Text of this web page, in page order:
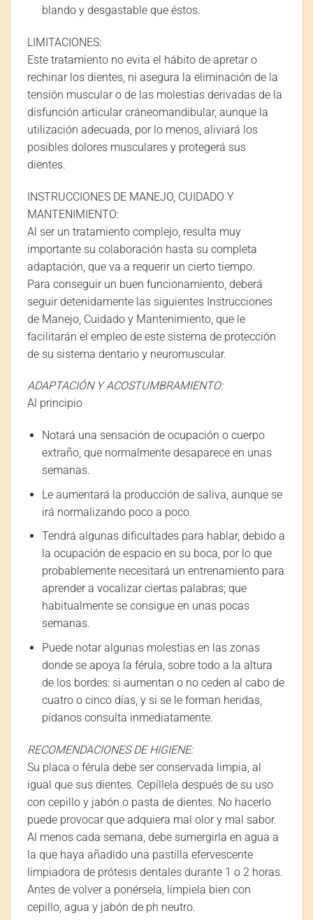
blando y desgastable que éstos.
LIMITACIONES:
Este tratamiento no evita el hábito de apretar o
rechinar los dientes, ni asegura la eliminación de la
tensión muscular o de las molestias derivadas de la
disfunción articular cráneomandibular, aunque la
utilización adecuada, por lo menos, aliviará los
posibles dolores musculares y protegerá sus
dientes.
INSTRUCCIONES DE MANEJO, CUIDADO Y
MANTENIMIENTO:
Al ser un tratamiento complejo, resulta muy
importante su colaboración hasta su completa
adaptación, que va a requerir un cierto tiempo.
Para conseguir un buen funcionamiento, deberá
seguir detenidamente las siguientes Instrucciones
de Manejo, Cuidado y Mantenimiento, que le
facilitarán el empleo de este sistema de protección
de su sistema dentario y neuromuscular.
ADAPTACIÓN Y ACOSTUMBRAMIENTO:
Al principio
Notará una sensación de ocupación o cuerpo
extraño, que normalmente desaparece en unas
semanas.
Le aumentará la producción de saliva, aunque se
irá normalizando poco a poco.
Tendrá algunas dificultades para hablar, debido a
la ocupación de espacio en su boca, por lo que
probablemente necesitará un entrenamiento para
aprender a vocalizar ciertas palabras; que
habitualmente se consigue en unas pocas
semanas.
Puede notar algunas molestias en las zonas
donde se apoya la férula, sobre todo a la altura
de los bordes: si aumentan o no ceden al cabo de
cuatro o cinco días, y si se le forman heridas,
pídanos consulta inmediatamente.
RECOMENDACIONES DE HIGIENE:
Su placa o férula debe ser conservada limpia, al
igual que sus dientes. Cepíllela después de su uso
con cepillo y jabón o pasta de dientes. No hacerlo
puede provocar que adquiera mal olor y mal sabor.
Al menos cada semana, debe sumergirla en agua a
la que haya añadido una pastilla efervescente
limpiadora de prótesis dentales durante 1 o 2 horas.
Antes de volver a ponérsela, límpiela bien con
cepillo, agua y jabón de ph neutro.